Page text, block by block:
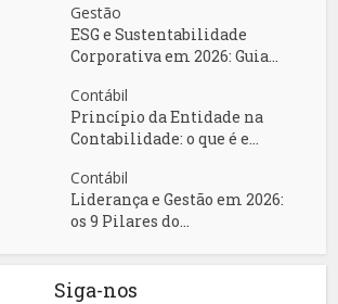
Gestão
ESG e Sustentabilidade
Corporativa em 2026: Guia...
Contábil
Princípio da Entidade na
Contabilidade: o que é e...
Contábil
Liderança e Gestão em 2026:
os 9 Pilares do...
Siga-nos